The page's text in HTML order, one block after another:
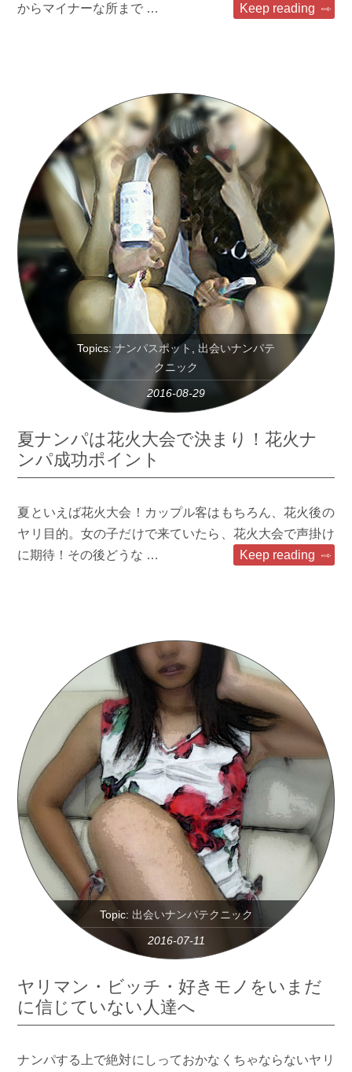
からマイナーな所まで …
Keep reading
Topics:ナンパスポット
出会いナンパテ
クニック
2016-08-29
夏ナンパは花火大会で決まり！花火ナ
ンパ成功ポイント
夏といえば花火大会！カップル客はもちろん、花火後の
ヤリ目的。女の子だけで来ていたら、花火大会で声掛け
に期待！その後どうな …
Keep reading
Topic: 出会いナンパテクニック
2016-07-11
ヤリマン・ビッチ・好きモノをいまだ
に信じていない人達へ
ナンパする上で絶対にしっておかなくちゃならないヤリ